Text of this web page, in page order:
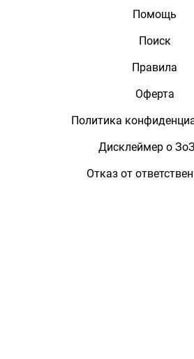
Помощь
Поиск
Правила
Оферта
Политика
Дисклеймер о
Отказ от